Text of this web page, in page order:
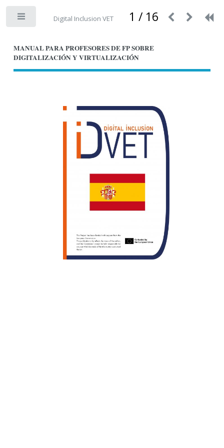
MANUAL PARA PROFESORES DE FP SOBRE
DIGITALIZACIÓN Y VIRTUALIZACIÓN
Digital Inclusion VET 1 / 16